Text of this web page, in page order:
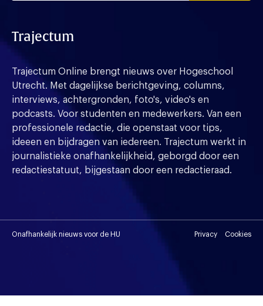
Trajectum
Trajectum Online brengt nieuws over Hogeschool
Utrecht. Met dagelijkse berichtgeving, columns,
interviews, achtergronden, foto's, video's en
podcasts. Voor studenten en medewerkers. Van een
professionele redactie, die openstaat voor tips,
ideeen en bijdragen van iedereen. Trajectum werkt in
journalistieke onafhankelijkheid, geborgd door een
redactiestatuut, bijgestaan door een redactieraad.
Onafhankelijk nieuws voor de HU Privacy Cookies